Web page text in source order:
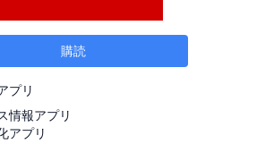
購読
プリ
情報アプリ
アプリ